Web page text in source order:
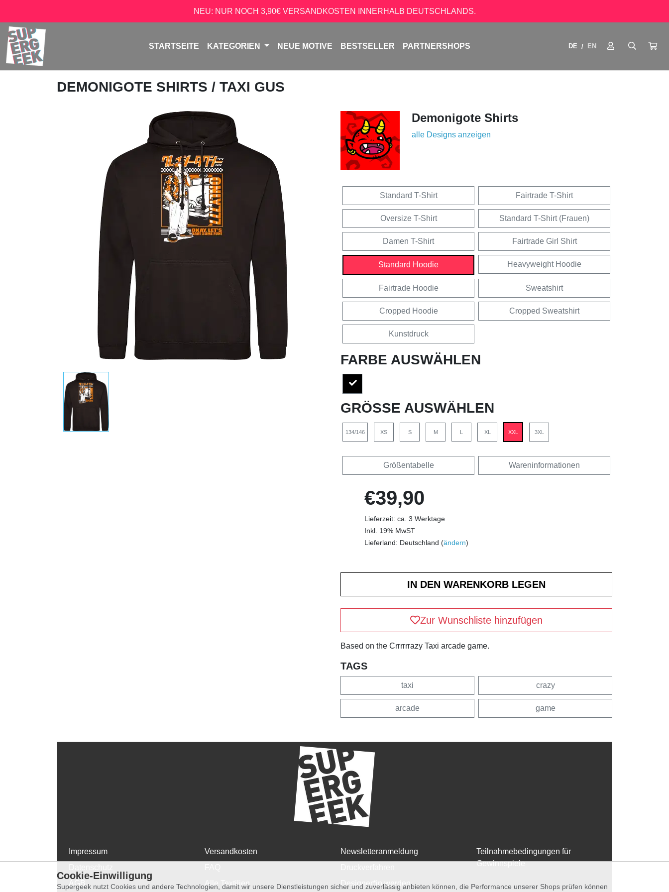
NEU: NUR NOCH 3,90€ VERSANDKOSTEN INNERHALB DEUTSCHLANDS.
STARTSEITE KATEGORIEN NEUE MOTIVE BESTSELLER PARTNERSHOPS DE / EN
DEMONIGOTE SHIRTS / TAXI GUS
Demonigote Shirts
alle Designs anzeigen
Standard T-Shirt Fairtrade T-Shirt
Oversize T-Shirt Standard T-Shirt (Frauen)
Damen T-Shirt Fairtrade Girl Shirt
Standard Hoodie Heavyweight Hoodie
Fairtrade Hoodie Sweatshirt
Cropped Hoodie Cropped Sweatshirt
Kunstdruck
FARBE AUSWÄHLEN
GRÖSSE AUSWÄHLEN
134/146 XS S M L XL XXL 3XL
Größentabelle Wareninformationen
€39,90
Lieferzeit: ca. 3 Werktage
Inkl. 19% MwST
Lieferland: Deutschland (ändern)
Zur Wunschliste hinzufügen
Based on the Crrrrrrazy Taxi arcade game.
TAGS
taxi crazy
arcade game
Impressum
Versandkosten
Alle Textilien
Newsletteranmeldung
Designer*in werden
Teilnahmebedingungen für
Gewinnspiele
Cookie-Einwilligung
Supergeek nutzt Cookies und andere Technologien, damit wir unsere Dienstleistungen sicher und zuverlässig anbieten können, die Performance unserer Shops prüfen können